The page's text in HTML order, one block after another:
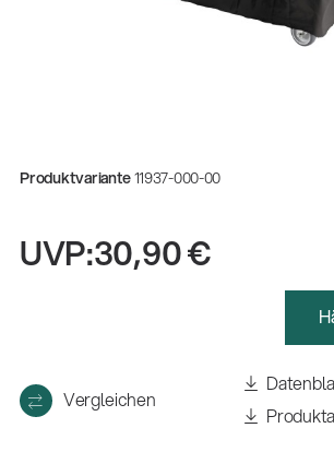
Fachkraft für Metalltechnik
Produktvariante11937-000-00
UVP:30,90 €
Vergleichen